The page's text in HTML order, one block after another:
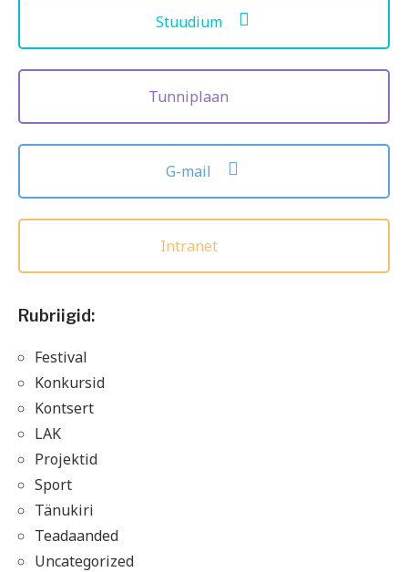
Stuudium
Tunniplaan
G-mail
Intranet
Rubriigid:
Festival
Konkursid
Kontsert
LAK
Projektid
Sport
Tänukiri
Teadaanded
Uncategorized